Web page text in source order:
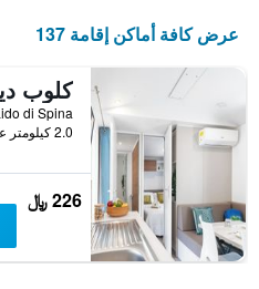
عرض كافة أماكن إقامة 137
2.0 كيلومتر عن وسط المدينة
226 ﷼